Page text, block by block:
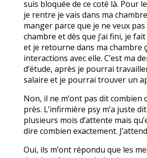
suis bloquée de ce coté là. Pour
je rentre je vais dans ma
manger parce que je ne veux
chambre et dès que j’ai fini, je fait
et je retourne dans ma chambre
interactions avec elle. C’est ma
d’étude, après je pourrai
salaire et je pourrai trouver un
Non, il ne m’ont pas dit combien
près. L’infirmière psy m’a juste
plusieurs mois d’attente mais
dire combien exactement.
Oui, ils m’ont répondu que les